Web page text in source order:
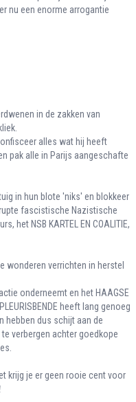
nu een enorme arrogantie
in de zakken van
alles wat hij heeft
pak alle in Parijs aangeschafte
in hun blote 'niks' en blokkeer
fascistische Nazistische
het NSB KARTEL EN COALITIE,
wonderen verrichten in herstel
onderneemt en het HAAGSE
heeft lang genoeg
hebben dus schijt aan de
verbergen achter goedkope
krijg je er geen rooie cent voor